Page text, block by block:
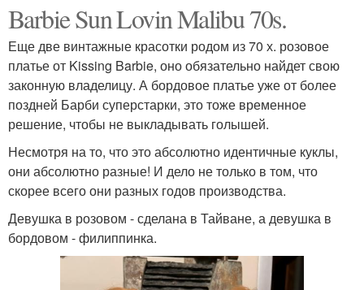
Barbie Sun Lovin Malibu 70s.
Еще две винтажные красотки родом из 70 х. розовое
платье от Kissing Barbie, оно обязательно найдет свою
законную владелицу. А бордовое платье уже от более
поздней Барби суперстарки, это тоже временное
решение, чтобы не выкладывать голышей.
Несмотря на то, что это абсолютно идентичные куклы,
они абсолютно разные! И дело не только в том, что
скорее всего они разных годов производства.
Девушка в розовом - сделана в Тайване, а девушка в
бордовом - филиппинка.